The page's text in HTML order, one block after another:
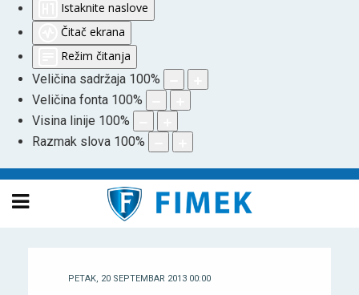
Istaknite naslove
Čitač ekrana
Režim čitanja
Veličina sadržaja 100%
Veličina fonta 100%
Visina linije 100%
Razmak slova 100%
PETAK, 20 SEPTEMBAR 2013 00:00